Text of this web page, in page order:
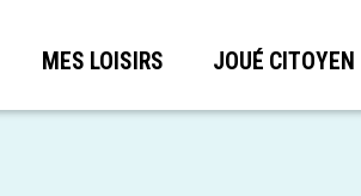
MES LOISIRS JOUÉ CITOYEN